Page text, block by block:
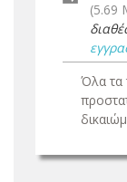
(5.69
Όλα τα